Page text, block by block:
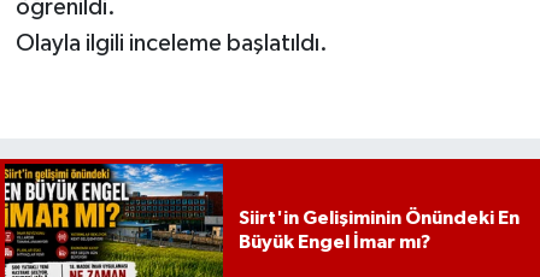
öğrenildi.
Olayla ilgili inceleme başlatıldı.
Siirt'in Gelişiminin Önündeki En
Büyük Engel İmar mı?